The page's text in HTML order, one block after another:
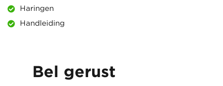
Haringen
Handleiding
Bel gerust